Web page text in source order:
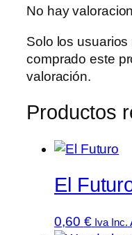
No hay
Solo los
comprado este
valoración.
Productos
El
0,60 € Iva Inc.